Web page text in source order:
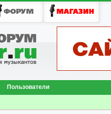
Пользователи